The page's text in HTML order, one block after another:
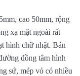
cao 50mm, rộng
xạ mặt ngoài rất
hình chữ nhật. Bản
đồng tâm hình
sứ, mép vỏ có nhiều